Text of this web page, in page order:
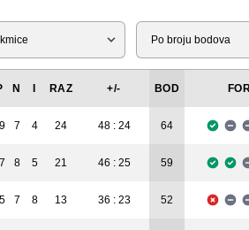
Liga
N RAZ +/- BOD
7 4 24 48 : 24 64
8 5 21 46 : 25 59
7 8 13 36 : 23 52